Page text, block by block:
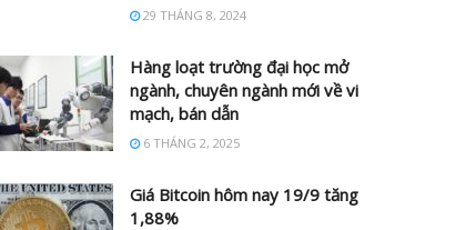
29 THÁNG 8, 2024
Hàng loạt trường đại học mở
ngành, chuyên ngành mới về vi
mạch, bán dẫn
6 THÁNG 2, 2025
Giá Bitcoin hôm nay 19/9 tăng
1,88%